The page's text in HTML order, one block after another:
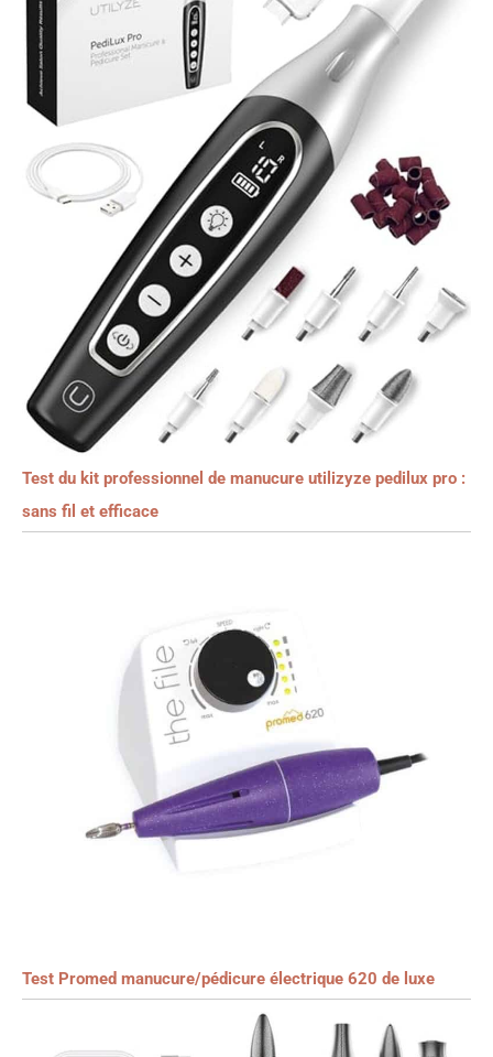
Test du kit professionnel de manucure utilizyze pedilux pro :
sans fil et efficace
Test Promed manucure/pédicure électrique 620 de luxe